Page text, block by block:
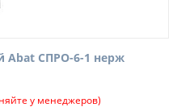
Abat СПРО-6-1 нерж
у менеджеров)